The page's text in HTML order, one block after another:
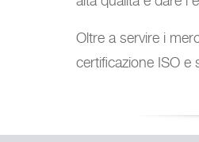
Oltre a servire i
certificazione ISO e